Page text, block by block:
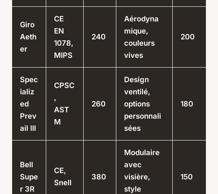
Giro
Aeth
er
CE
EN
1078,
MIPS
240
Aérodyna
mique,
couleurs
vives
200
Spec
ializ
ed
Prev
ail III
CPSC
,
AST
M
260
Design
ventilé,
options
personnali
sées
180
Bell
Supe
r 3R
CE,
Snell
380
Modulaire
avec
visière,
style
150